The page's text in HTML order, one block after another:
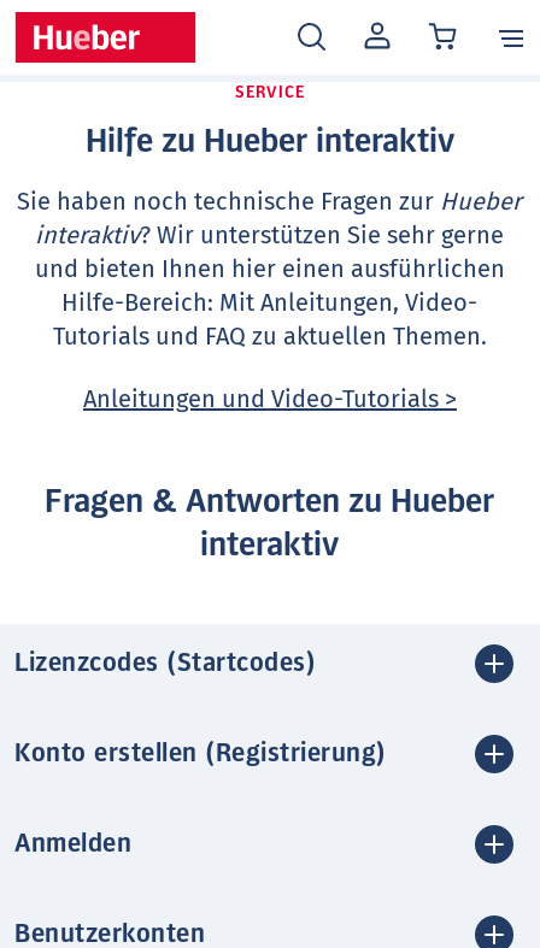
MEIN
KONTO
SERVICE
Hilfe zu Hueber interaktiv
Sie haben noch technische Fragen zur Hueber
interaktiv? Wir unterstützen Sie sehr gerne
und bieten Ihnen hier einen ausführlichen
Hilfe-Bereich: Mit Anleitungen, Video-
Tutorials und FAQ zu aktuellen Themen.
Anleitungen und Video-Tutorials >
Fragen & Antworten zu Hueber
interaktiv
Lizenzcodes (Startcodes)
Konto erstellen (Registrierung)
Anmelden
Benutzerkonten